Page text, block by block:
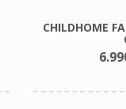
CHILDHOME